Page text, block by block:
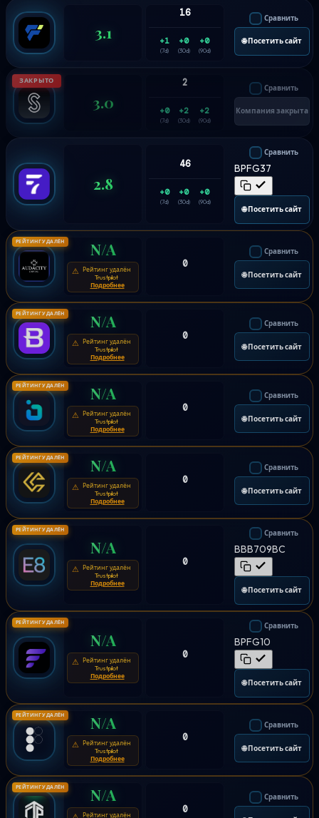
3.1
16
+1
(7d)
+0
(30d)
+0
(90d)
Сравнить
🌐 Посетить сайт
ЗАКРЫТО
3.0
2
+0
(7d)
+2
(30d)
+2
(90d)
Сравнить
Компания закрыта
2.8
46
+0
(7d)
+0
(30d)
+0
(90d)
Сравнить
BPFG37
🌐 Посетить сайт
РЕЙТИНГ УДАЛЁН N/A
⚠ Рейтинг удалён
Trustpilot
Подробнее
0
Сравнить
🌐 Посетить сайт
РЕЙТИНГ УДАЛЁН N/A
⚠ Рейтинг удалён
Trustpilot
Подробнее
0
Сравнить
🌐 Посетить сайт
РЕЙТИНГ УДАЛЁН N/A
⚠ Рейтинг удалён
Trustpilot
Подробнее
0
Сравнить
🌐 Посетить сайт
РЕЙТИНГ УДАЛЁН N/A
⚠ Рейтинг удалён
Trustpilot
Подробнее
0
Сравнить
🌐 Посетить сайт
РЕЙТИНГ УДАЛЁН
N/A
⚠ Рейтинг удалён
Trustpilot
Подробнее
0
Сравнить
BBB709BC
🌐 Посетить сайт
РЕЙТИНГ УДАЛЁН
N/A
⚠ Рейтинг удалён
Trustpilot
Подробнее
0
Сравнить
BPFG10
🌐 Посетить сайт
РЕЙТИНГ УДАЛЁН N/A
⚠ Рейтинг удалён
Trustpilot
Подробнее
0
Сравнить
🌐 Посетить сайт
РЕЙТИНГ УДАЛЁН N/A
Рейтинг удалён 0
Сравнить